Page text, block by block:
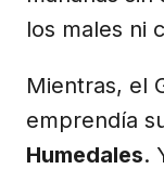
los males ni
Mientras, el
emprendía
Humedales.